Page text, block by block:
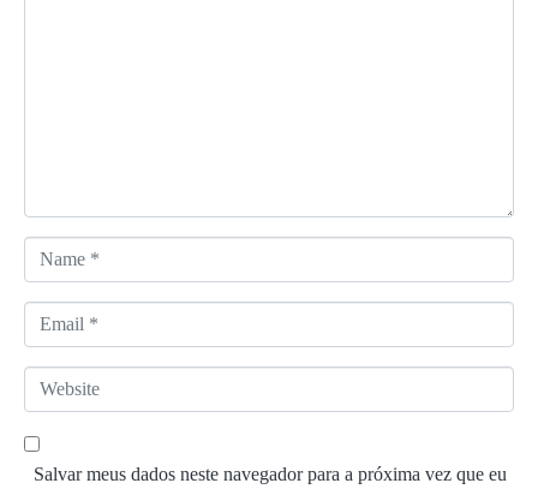
i
o
a
m
*
m
a
*
W
e
b
Salvar meus dados neste navegador para a próxima vez que eu